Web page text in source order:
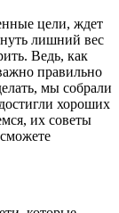
цели, ждет
лишний вес
Ведь, как
правильно
мы собрали
хороших
их советы